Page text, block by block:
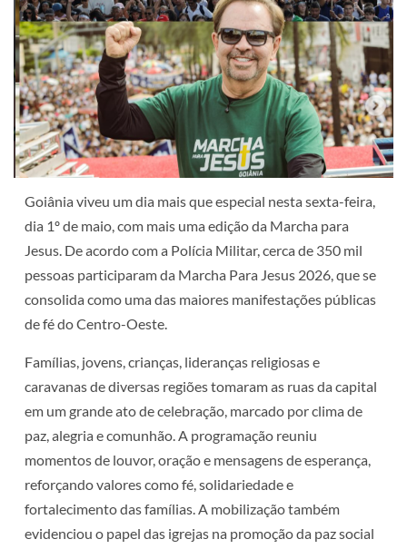
Goiânia viveu um dia mais que especial nesta sexta-feira,
dia 1º de maio, com mais uma edição da Marcha para
Jesus. De acordo com a Polícia Militar, cerca de 350 mil
pessoas participaram da Marcha Para Jesus 2026, que se
consolida como uma das maiores manifestações públicas
de fé do Centro-Oeste.
Famílias, jovens, crianças, lideranças religiosas e
caravanas de diversas regiões tomaram as ruas da capital
em um grande ato de celebração, marcado por clima de
paz, alegria e comunhão. A programação reuniu
momentos de louvor, oração e mensagens de esperança,
reforçando valores como fé, solidariedade e
fortalecimento das famílias. A mobilização também
evidenciou o papel das igrejas na promoção da paz social